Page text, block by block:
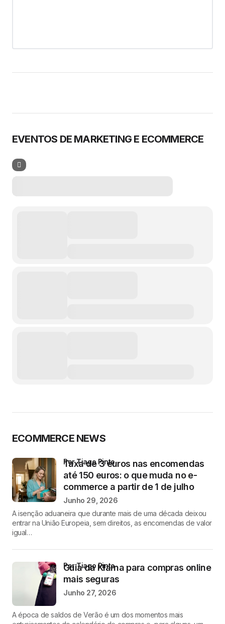
EVENTOS DE MARKETING E ECOMMERCE
ECOMMERCE NEWS
Taxa de 3 euros nas encomendas
até 150 euros: o que muda no e-
commerce a partir de 1 de julho
por Tiago Pinto
Junho 29, 2026
A isenção aduaneira que durante mais de uma década deixou
entrar na União Europeia, sem direitos, as encomendas de valor
igual…
Guia da Klarna para compras online
mais seguras
por Tiago Pinto
Junho 27, 2026
A época de saldos de Verão é um dos momentos mais